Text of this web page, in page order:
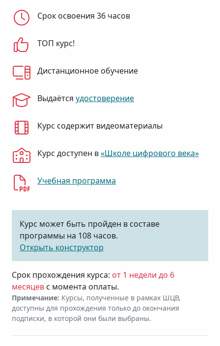
Срок освоения 36 часов
ТОП курс!
Дистанционное обучение
Выдаётся удостоверение
Курс содержит видеоматериалы
Курс доступен в«Школе цифрового века»
Учебная программа
Курс может быть пройден в составе
программы на 108 часов.
Открыть конструктор
Срок прохождения курса: от 1 недели до 6
месяцев с момента оплаты.
Примечание: Курсы, полученные в рамках ШЦВ,
доступны для прохождения только до окончания
подписки, в которой они были выбраны.